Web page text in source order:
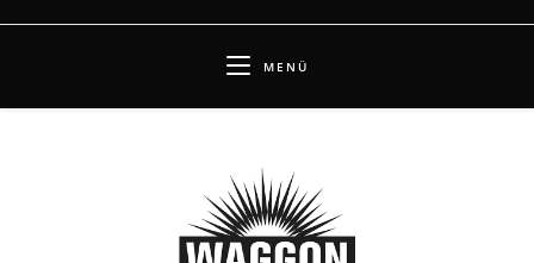
MENÜ